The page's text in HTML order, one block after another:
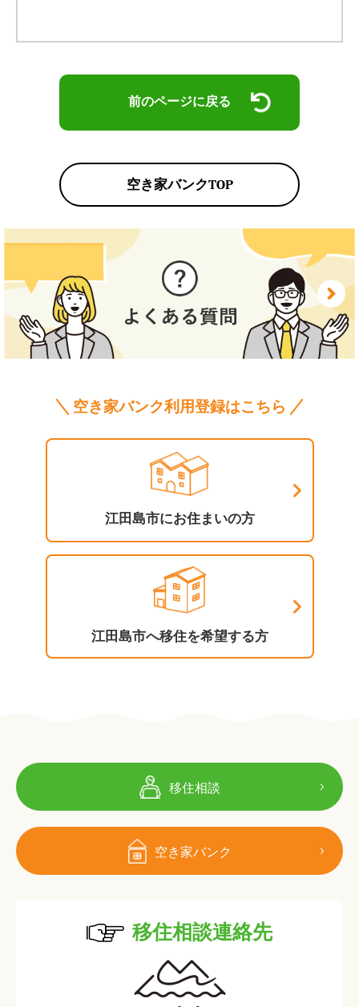
前のページに戻る
空き家バンクTOP
空き家バンク利用登録はこちら
江田島市にお住まいの方
江田島市へ移住を希望する方
移住相談
空き家バンク
移住相談連絡先